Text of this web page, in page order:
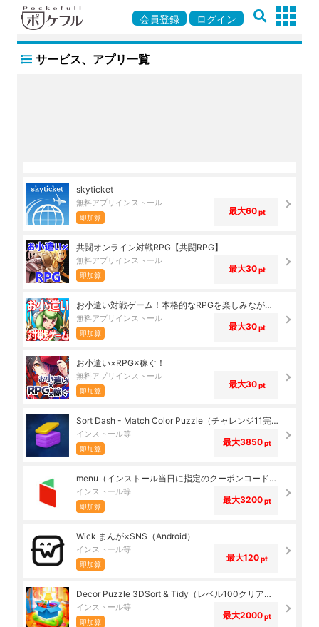
会員登録 ログイン
サービス、アプリ一覧
skyticket
無料アプリインストール
即加算
最大60pt
共闘オンライン対戦RPG【共闘RPG】
無料アプリインストール
即加算
最大30pt
お小遣い対戦ゲーム！本格的なRPGを楽しみながら、お小遣いを稼ごう！
無料アプリインストール
即加算
最大30pt
お小遣い×RPG×稼ぐ！
無料アプリインストール
即加算
最大30pt
Sort Dash - Match Color Puzzle（チャレンジ11完了）（Android）
インストール等
即加算
最大3850pt
menu（インストール当日に指定のクーポンコード経由で1,500円（税込）以上の初回注文完了）（Android）
インストール等
即加算
最大3200pt
Wick まんが×SNS（Android）
インストール等
即加算
最大120pt
Decor Puzzle 3DSort & Tidy（レベル100クリア）（Android）
インストール等
即加算
最大2000pt